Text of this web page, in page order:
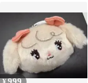
999